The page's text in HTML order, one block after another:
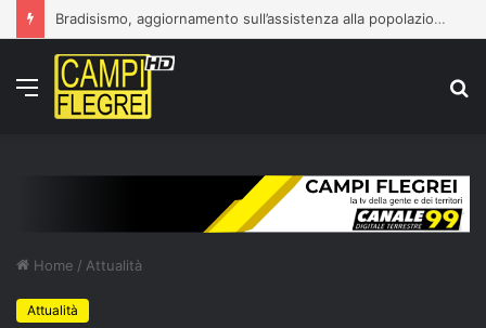
Bradisismo, aggiornamento sull’assistenza alla popolazione
Menu
Home / Attualità
Attualità